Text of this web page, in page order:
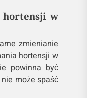
hortensji w
zmienianie
hortensji w
powinna być
może spaść